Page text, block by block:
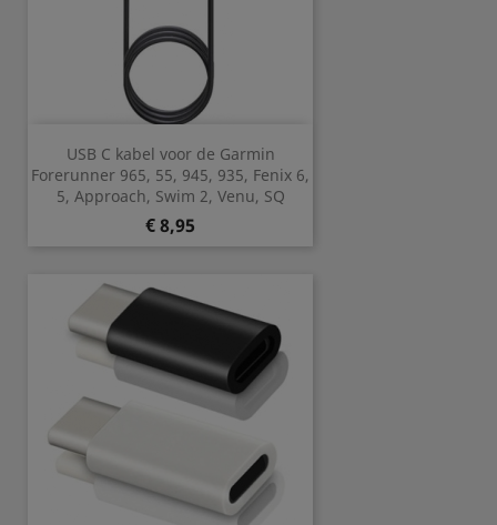
USB C kabel voor de Garmin
Forerunner 965, 55, 945, 935, Fenix 6,
5, Approach, Swim 2, Venu, SQ
Prijs
€ 8,95